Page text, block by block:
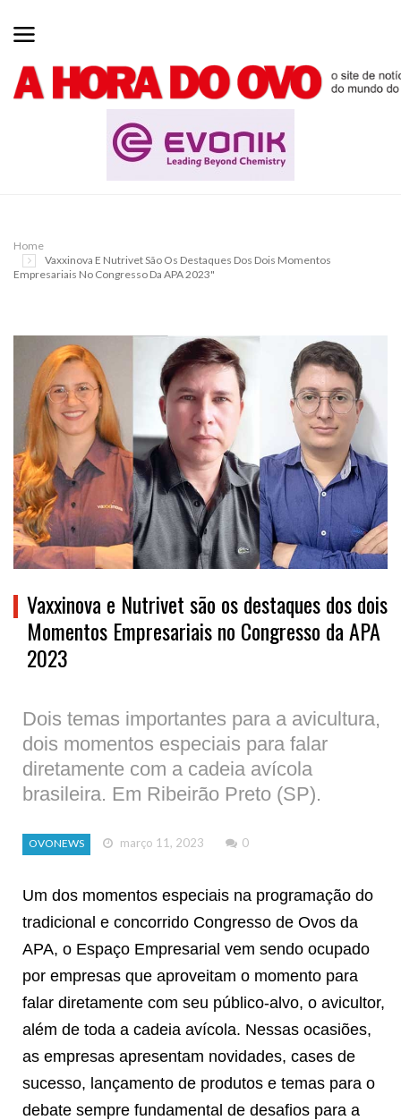
Home
Vaxxinova E Nutrivet São Os Destaques Dos Dois Momentos
Empresariais No Congresso Da APA 2023"
Vaxxinova e Nutrivet são os destaques dos dois
Momentos Empresariais no Congresso da APA
2023
Dois temas importantes para a avicultura,
dois momentos especiais para falar
diretamente com a cadeia avícola
brasileira. Em Ribeirão Preto (SP).
OVONEWS março 11, 2023 0
Um dos momentos especiais na programação do
tradicional e concorrido Congresso de Ovos da
APA, o Espaço Empresarial vem sendo ocupado
por empresas que aproveitam o momento para
falar diretamente com seu público-alvo, o avicultor,
além de toda a cadeia avícola. Nessas ocasiões,
as empresas apresentam novidades, cases de
sucesso, lançamento de produtos e temas para o
debate sempre fundamental de desafios para a